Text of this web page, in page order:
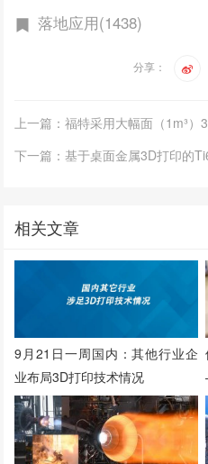
落地应用(1438)
分享：
上一篇：福特采用大幅面（1m³
相关文章
9月21日一周国内：其他行业企
业布局3D打印技术情况